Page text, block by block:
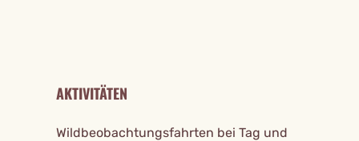
AKTIVITÄTEN
Wildbeobachtungsfahrten bei Tag und